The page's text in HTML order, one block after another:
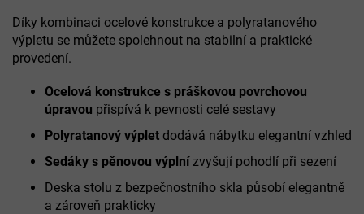
Díky kombinaci ocelové konstrukce a polyratanového
výpletu se můžete spolehnout na stabilní a praktické
provedení.
Ocelová konstrukce s práškovou povrchovou
úpravou přispívá k pevnosti celé sestavy
Polyratanový výplet dodává nábytku elegantní vzhled
Sedáky s pěnovou výplnízvyšují pohodlí při sezení
Deska stolu z bezpečnostního skla působí elegantně
a zároveň prakticky